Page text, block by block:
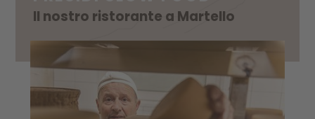
Il nostro ristorante a Martello